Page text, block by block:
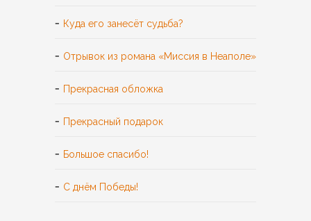
Куда его занесёт судьба?
Отрывок из романа «Миссия в Неаполе»
Прекрасная обложка
Прекрасный подарок
Большое спасибо!
С днём Победы!